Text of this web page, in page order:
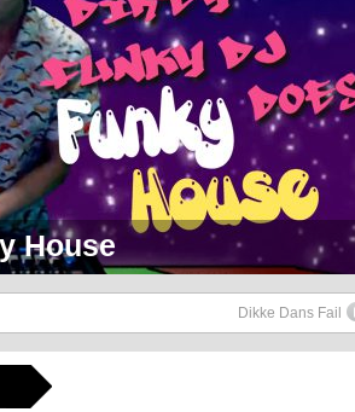
Soul Setje
Dikke Dans Fail